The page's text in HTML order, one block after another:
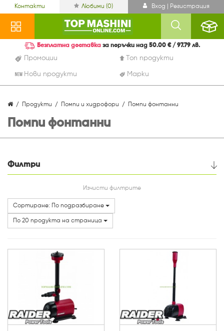
Контакти Любими (0) Вход | Регистрация
Промоции Топ продукти
Нови продукти Марки
Безплатна доставка за поръчки над 50.00 € / 97.79 лв.
Продукти Помпи и хидрофори Помпи фонтанни
Помпи фонтанни
Филтри
Мощност (W):
Изчисти филтрите
Сортиране: По подразбиране
По 20 продукта на страница